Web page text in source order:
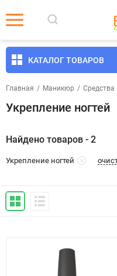
КАТАЛОГ ТОВАРОВ
Главная / Маникюр / Средства
Укрепление ногтей
Найдено товаров - 2
Укрепление ногтей